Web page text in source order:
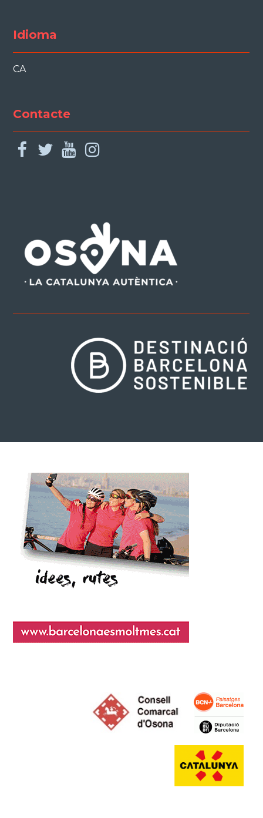
Idioma
CA
Contacte
facebook
twitteryoutube